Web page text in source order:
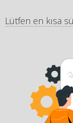
Lütfen en kısa